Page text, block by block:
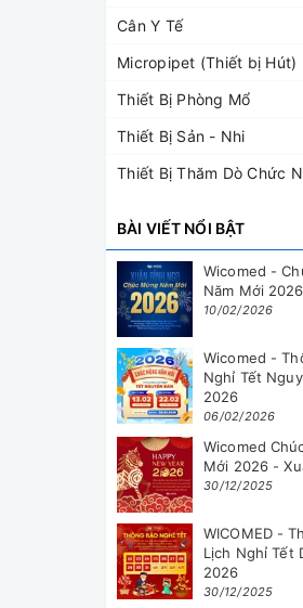
Cân Y Tế
Micropipet (Thiết bị Hút)
Thiết Bị Phòng Mổ
Thiết Bị Sản - Nhi
Thiết Bị Thăm Dò Chức
BÀI VIẾT NỔI BẬT
Wicomed -
Năm Mới 2026
10/02/2026
Wicomed -
Nghỉ Tết
2026
06/02/2026
Wicomed
Mới 2026 -
30/12/2025
WICOMED -
Lịch Nghỉ Tết
2026
30/12/2025